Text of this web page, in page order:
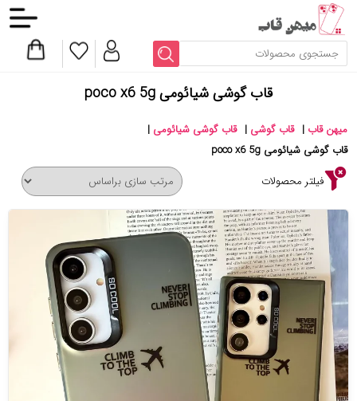
قاب گوشی شیائومی poco x6 5g
میهن قاب | قاب گوشی | قاب گوشی شیائومی |
قاب گوشی شیائومی poco x6 5g
فیلتر محصولات